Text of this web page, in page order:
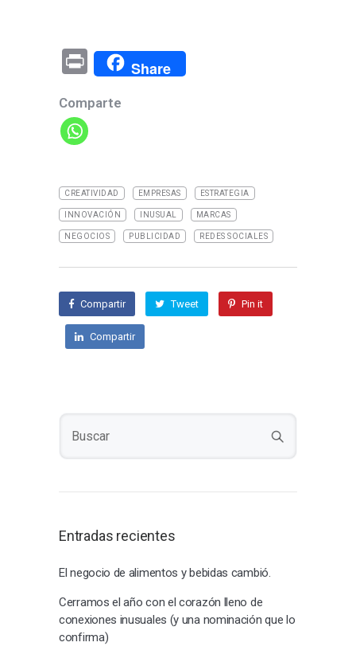
Pr
in
t
Share
Comparte
CREATIVIDAD EMPRESAS ESTRATEGIA
INNOVACIÓN INUSUAL MARCAS
NEGOCIOS PUBLICIDAD REDES SOCIALES
Compartir Tweet Pin it
Compartir
Entradas recientes
El negocio de alimentos y bebidas cambió.
Cerramos el año con el corazón lleno de
conexiones inusuales (y una nominación que lo
confirma)